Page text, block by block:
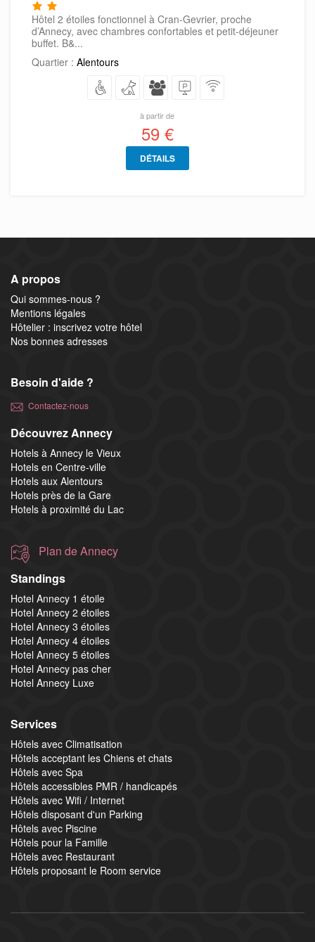
Hôtel 2 étoiles fonctionnel à Cran-Gevrier, proche
d’Annecy, avec chambres confortables et petit-déjeuner
buffet. B&...
Quartier : Alentours
à partir de
59 €
DÉTAILS
A propos
Qui sommes-nous ?
Mentions légales
Hôtelier : inscrivez votre hôtel
Nos bonnes adresses
Besoin d'aide ?
Contactez-nous
Découvrez Annecy
Hotels à Annecy le Vieux
Hotels en Centre-ville
Hotels aux Alentours
Hotels près de la Gare
Hotels à proximité du Lac
Plan de Annecy
Standings
Hotel Annecy 1 étoile
Hotel Annecy 2 étoiles
Hotel Annecy 3 étoiles
Hotel Annecy 4 étoiles
Hotel Annecy 5 étoiles
Hotel Annecy pas cher
Hotel Annecy Luxe
Services
Hôtels avec Climatisation
Hôtels acceptant les Chiens et chats
Hôtels avec Spa
Hôtels accessibles PMR / handicapés
Hôtels avec Wifi / Internet
Hôtels disposant d'un Parking
Hôtels avec Piscine
Hôtels pour la Famille
Hôtels avec Restaurant
Hôtels proposant le Room service